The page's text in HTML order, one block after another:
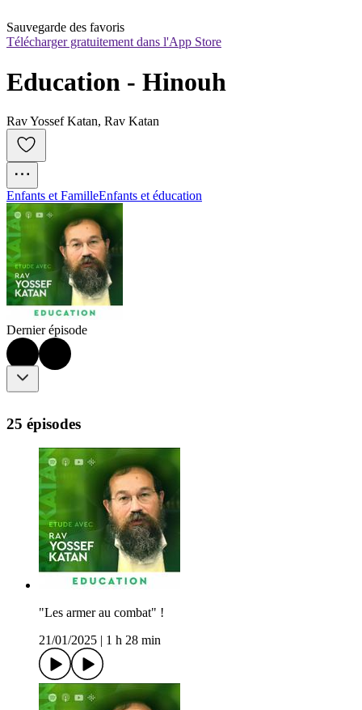
Sauvegarde des favoris
Télécharger gratuitement dans l'App Store
Education - Hinouh
Rav Yossef Katan, Rav Katan
Enfants et FamilleEnfants et éducation
Dernier épisode
25 épisodes
"Les armer au combat" !
21/01/2025
1 h 28 min